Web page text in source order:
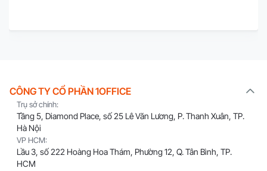
CÔNG TY CỔ PHẦN 1OFFICE
Trụ sở chính:
Tầng 5, Diamond Place, số 25 Lê Văn Lương, P. Thanh Xuân, TP.
Hà Nội
VP HCM:
Lầu 3, số 222 Hoàng Hoa Thám, Phường 12, Q. Tân Bình, TP.
HCM